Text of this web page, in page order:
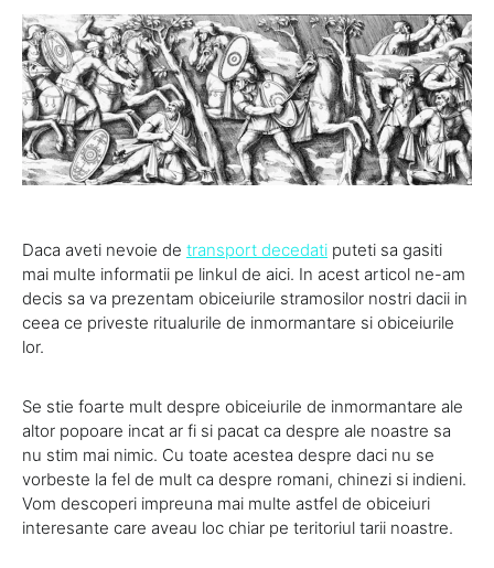
Daca aveti nevoie de transport decedati puteti sa gasiti
mai multe informatii pe linkul de aici. In acest articol ne-am
decis sa va prezentam obiceiurile stramosilor nostri dacii in
ceea ce priveste ritualurile de inmormantare si obiceiurile
lor.
Se stie foarte mult despre obiceiurile de inmormantare ale
altor popoare incat ar fi si pacat ca despre ale noastre sa
nu stim mai nimic. Cu toate acestea despre daci nu se
vorbeste la fel de mult ca despre romani, chinezi si indieni.
Vom descoperi impreuna mai multe astfel de obiceiuri
interesante care aveau loc chiar pe teritoriul tarii noastre.